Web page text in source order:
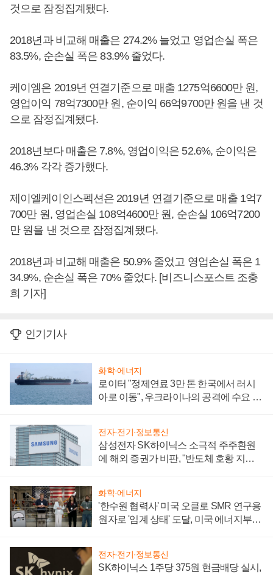
것으로 잠정집계됐다.
2018년과 비교해 매출은 274.2% 늘었고 영업손실 폭은
83.5%, 순손실 폭은 83.9% 줄었다.
케이엠은 2019년 연결기준으로 매출 1275억6600만 원,
영업이익 78억7300만 원, 순이익 66억9700만 원을 낸 것
으로 잠정집계됐다.
2018년보다 매출은 7.8%, 영업이익은 52.6%, 순이익은
46.3% 각각 증가했다.
제이엘케이인스펙션은 2019년 연결기준으로 매출 1억7
700만 원, 영업손실 108억4600만 원, 순손실 106억7200
만 원을 낸 것으로 잠정집계됐다.
2018년과 비교해 매출은 50.9% 줄었고 영업손실 폭은 1
34.9%, 순손실 폭은 70% 줄었다. [비즈니스포스트 조충
희 기자]
인기기사
화학·에너지
로이터 "정제연료 3만 톤 한국에서 러시
아로 이동", 우크라이나의 공격에 수요 늘
전자·전기·정보통신
삼성전자 SK하이닉스 소극적 주주환원
에 해외 증권가 비판, "반도체 호황 지속
화학·에너지
'한수원 협력사' 미국 오클로 SMR 연구용
원자로 '임계 상태' 도달, 미국 에너지부
전자·전기·정보통신
SK하이닉스 1주당 375원 현금배당 실시,